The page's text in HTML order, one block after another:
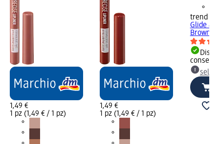
1,49 €
1 pz (1,49 € / 1 pz)
1,49 €
1 pz (1,49 € / 1 pz)
trend !t
Glide &
Brown,